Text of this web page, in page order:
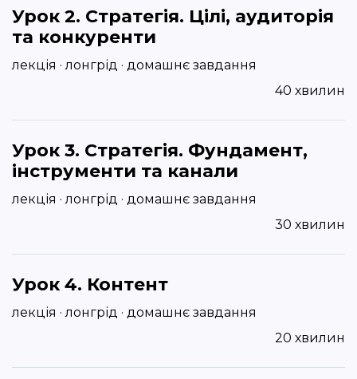
Урок 2. Стратегія. Цілі, аудиторія
та конкуренти
лекція · лонгрід · домашнє завдання
40 хвилин
Урок 3. Стратегія. Фундамент,
інструменти та канали
лекція · лонгрід · домашнє завдання
30 хвилин
Урок 4. Контент
лекція · лонгрід · домашнє завдання
20 хвилин